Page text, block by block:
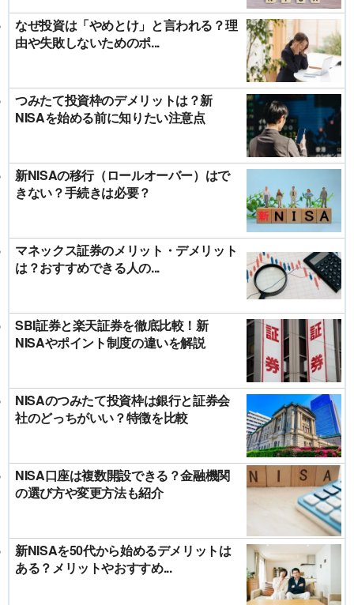
なぜ投資は「やめとけ」と言われる？理
由や失敗しないためのポ...
つみたて投資枠のデメリットは？新
NISAを始める前に知りたい注意点
新NISAの移行（ロールオーバー）はで
きない？手続きは必要？
マネックス証券のメリット・デメリット
は？おすすめできる人の...
SBI証券と楽天証券を徹底比較！新
NISAやポイント制度の違いを解説
NISAのつみたて投資枠は銀行と証券会
社のどっちがいい？特徴を比較
NISA口座は複数開設できる？金融機関
の選び方や変更方法も紹介
新NISAを50代から始めるデメリットは
ある？メリットやおすすめ...